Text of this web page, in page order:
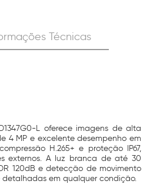
Técnicas
L oferece imagens de alta
4 MP e excelente desempenho em
H.265+ e proteção IP67,
externos. A luz branca de até 30
120dB e detecção de movimento
em qualquer condição.